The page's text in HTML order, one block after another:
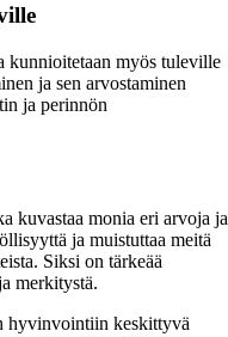
kunnioitetaan myös tuleville
ja sen arvostaminen
ja perinnön
kuvastaa monia eri arvoja ja
ja muistuttaa meitä
Siksi on tärkeää
merkitystä.
hyvinvointiin keskittyvä